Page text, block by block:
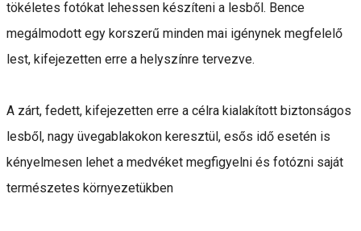
tökéletes fotókat lehessen készíteni a lesből. Bence
megálmodott egy korszerű minden mai igénynek megfelelő
lest, kifejezetten erre a helyszínre tervezve.
A zárt, fedett, kifejezetten erre a célra kialakított biztonságos
lesből, nagy üvegablakokon keresztül, esős idő esetén is
kényelmesen lehet a medvéket megfigyelni és fotózni saját
természetes környezetükben